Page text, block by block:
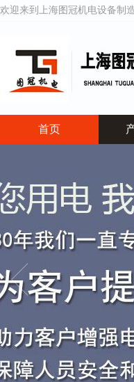
欢迎来到上海图冠机电设备制
首页